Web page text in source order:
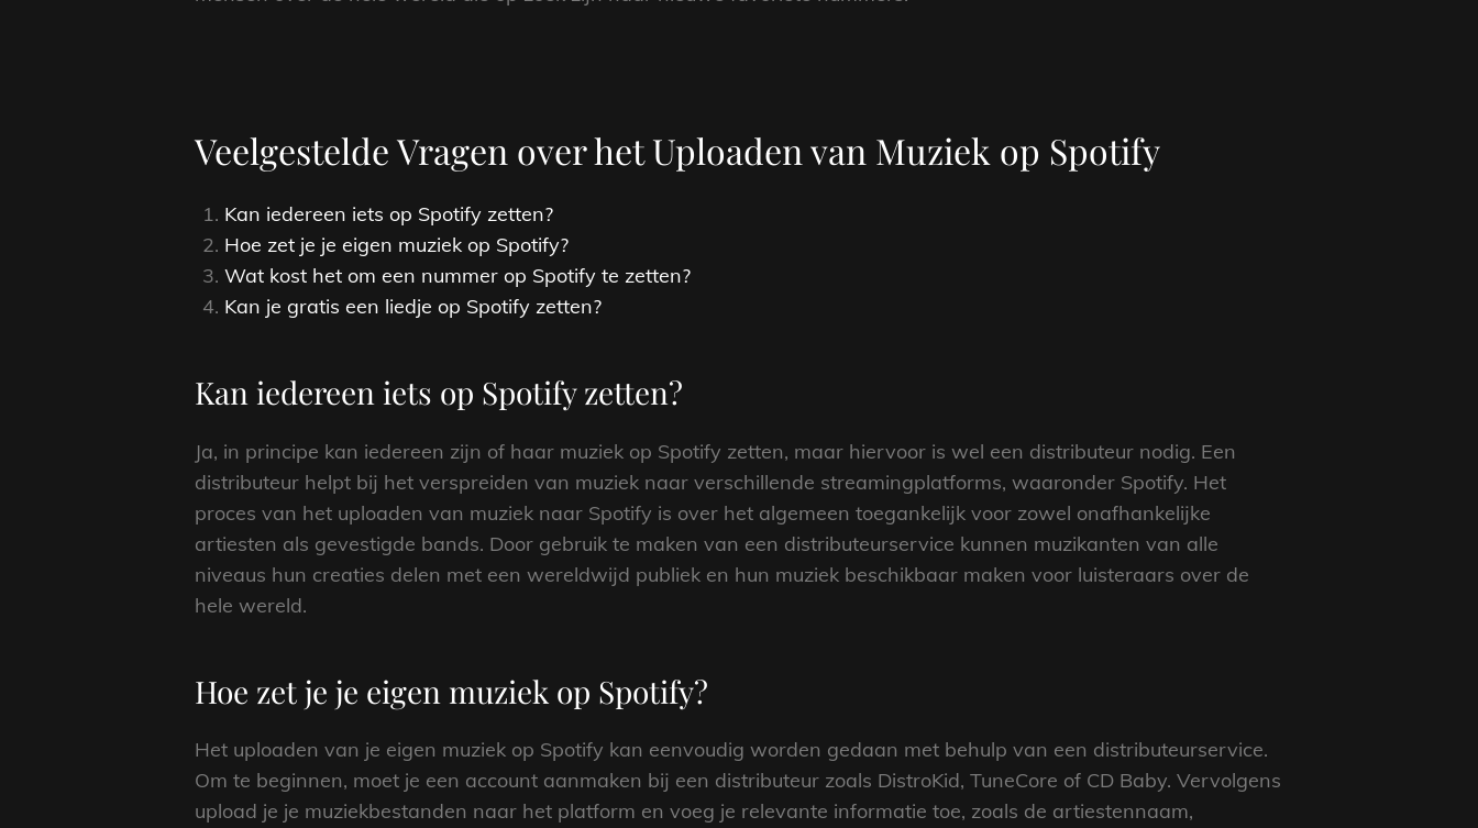
Veelgestelde Vragen over het Uploaden van Muziek op Spotify
Kan iedereen iets op Spotify zetten?
Hoe zet je je eigen muziek op Spotify?
Wat kost het om een nummer op Spotify te zetten?
Kan je gratis een liedje op Spotify zetten?
Kan iedereen iets op Spotify zetten?
Ja, in principe kan iedereen zijn of haar muziek op Spotify zetten, maar hiervoor is wel een distributeur nodig. Een
distributeur helpt bij het verspreiden van muziek naar verschillende streamingplatforms, waaronder Spotify. Het
proces van het uploaden van muziek naar Spotify is over het algemeen toegankelijk voor zowel onafhankelijke
artiesten als gevestigde bands. Door gebruik te maken van een distributeurservice kunnen muzikanten van alle
niveaus hun creaties delen met een wereldwijd publiek en hun muziek beschikbaar maken voor luisteraars over de
hele wereld.
Hoe zet je je eigen muziek op Spotify?
Het uploaden van je eigen muziek op Spotify kan eenvoudig worden gedaan met behulp van een distributeurservice.
Om te beginnen, moet je een account aanmaken bij een distributeur zoals DistroKid, TuneCore of CD Baby. Vervolgens
upload je je muziekbestanden naar het platform en voeg je relevante informatie toe, zoals de artiestennaam,